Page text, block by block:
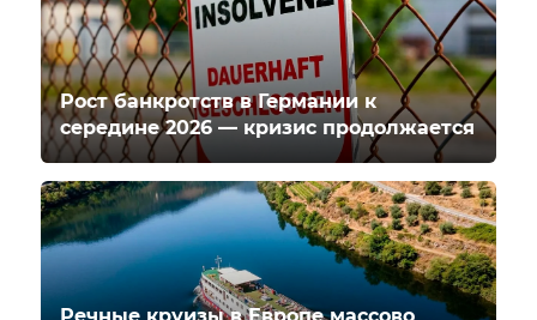
Рост банкротств в Германии к
середине 2026 — кризис продолжается